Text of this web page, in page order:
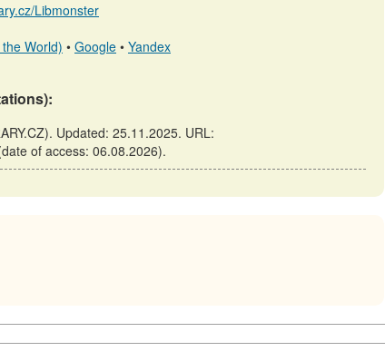
Libmonster
World) • Google • Yandex
Updated: 25.11.2025. URL:
of access: 06.08.2026).